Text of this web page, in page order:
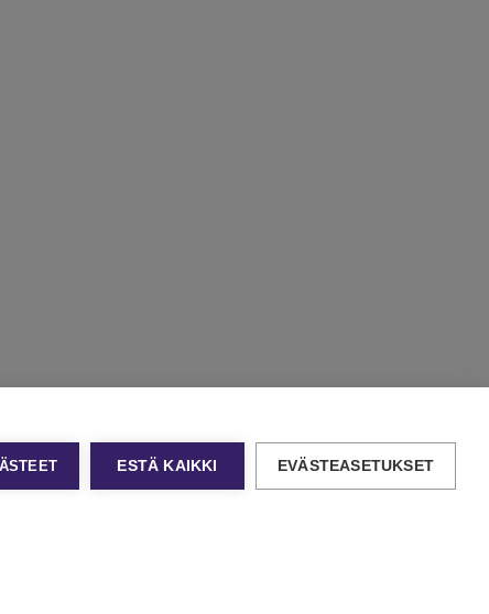
ESTÄ KAIKKI EVÄSTEASETUKSET